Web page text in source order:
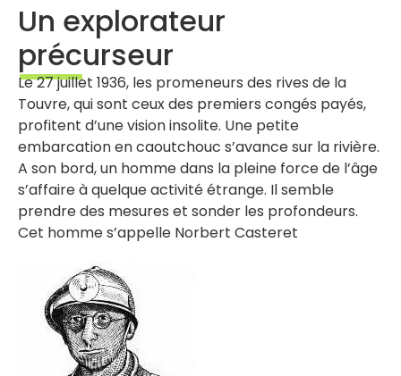
Un explorateur
précurseur
Le 27 juillet 1936, les promeneurs des rives de la
Touvre, qui sont ceux des premiers congés payés,
profitent d’une vision insolite. Une petite
embarcation en caoutchouc s’avance sur la rivière.
A son bord, un homme dans la pleine force de l’âge
s’affaire à quelque activité étrange. Il semble
prendre des mesures et sonder les profondeurs.
Cet homme s’appelle Norbert Casteret